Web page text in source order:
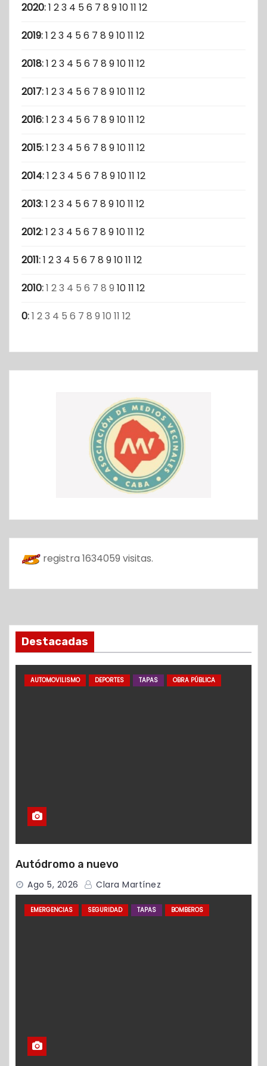
2020:1 23 4 56 7 8 91011 12
2019:1 23 4 56 7 8 91011 12
2018:1 23 4 56 7 8 91011 12
2017:1 23 4 56 7 8 91011 12
2016:1 23 4 56 7 8 91011 12
2015:1 23 4 56 7 8 91011 12
2014:1 23 4 56 7 8 91011 12
2013:1 23 4 56 7 8 91011 12
2012:1 23 4 56 7 8 91011 12
2011:1 23 4 56 7 8 91011 12
2010:1 23 4 5 6 7 8 9 1011 12
0:1 23 4 5 6 7 8 9 10 11 12
registra 1634059 visitas.
Destacadas
AUTOMOVILISMO DEPORTES TAPAS OBRA PÚBLICA
Autódromo a nuevo
Ago 5, 2026 Clara Martínez
EMERGENCIAS SEGURIDAD TAPAS BOMBEROS